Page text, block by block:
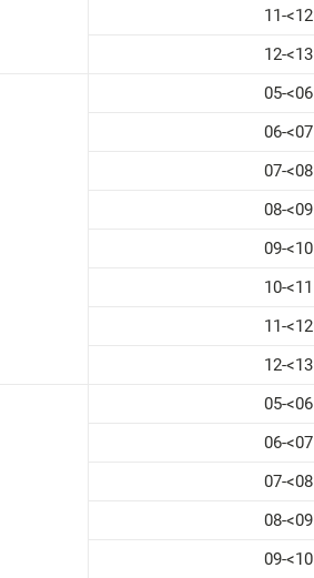
11-<12
12-<13
05-<06
06-<07
07-<08
08-<09
09-<10
10-<11
11-<12
12-<13
05-<06
06-<07
07-<08
08-<09
09-<10